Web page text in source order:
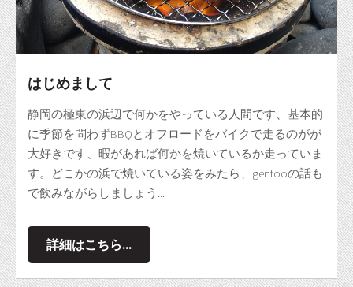
はじめまして
静岡の極東の浜辺で何かをやっている人間です、基本的
に季節を問わずBBQとオフロードをバイクで走るのがが
大好きです、暇があれば何かを焼いているか走っていま
す。どこかの浜で焼いている姿をみたら、gentooの話も
で飲みながらしましょう...
詳細はこちら...